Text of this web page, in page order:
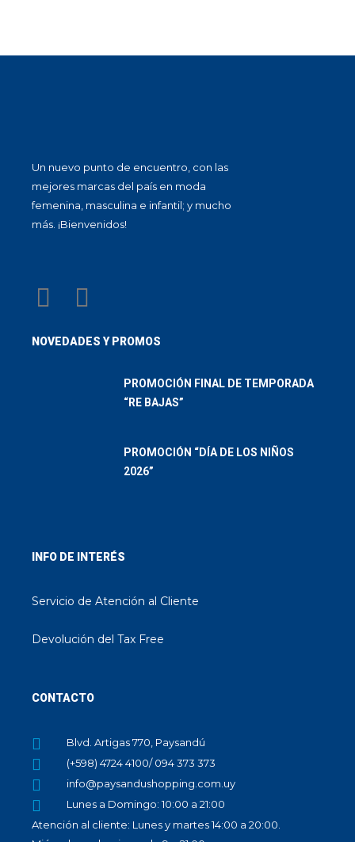
Un nuevo punto de encuentro, con las
mejores marcas del país en moda
femenina, masculina e infantil; y mucho
más. ¡Bienvenidos!
NOVEDADES Y PROMOS
PROMOCIÓN FINAL DE TEMPORADA
“RE BAJAS”
PROMOCIÓN “DÍA DE LOS NIÑOS
2026”
INFO DE INTERÉS
Servicio de Atención al Cliente
Devolución del Tax Free
CONTACTO
Blvd. Artigas 770, Paysandú
(+598) 4724 4100/ 094 373 373
info@paysandushopping.com.uy
Lunes a Domingo: 10:00 a 21:00
Atención al cliente: Lunes y martes 14:00 a 20:00.